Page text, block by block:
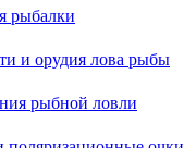
рыбалки
и орудия лова рыбы
рыбной ловли